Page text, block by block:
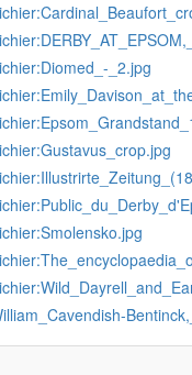
_2.jpg